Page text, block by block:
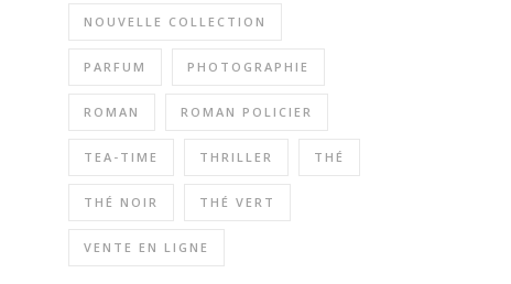
NOUVELLE COLLECTION
PARFUM PHOTOGRAPHIE
ROMAN ROMAN POLICIER
TEA-TIME THRILLER THÉ
THÉ NOIR THÉ VERT
VENTE EN LIGNE